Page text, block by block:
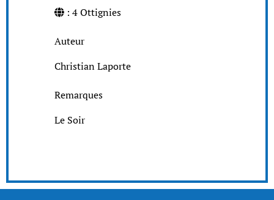
: 4 Ottignies
Auteur
Christian Laporte
Remarques
Le Soir